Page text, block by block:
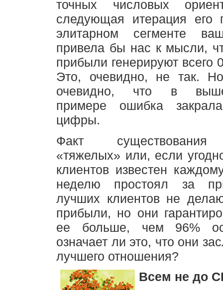
точных числовых
следующая итерация его
элитарном сегменте
привела бы нас к мысли,
прибыли генерируют всего
Это, очевидно, не так.
очевидно, что в
примере ошибка
цифры.
Факт существования
«тяжелых» или, если
клиентов известен
неделю простоял за
лучших клиентов не
прибыли, но они
ее больше, чем 96%
означает ли это, что они
лучшего отношения?
Всем не до